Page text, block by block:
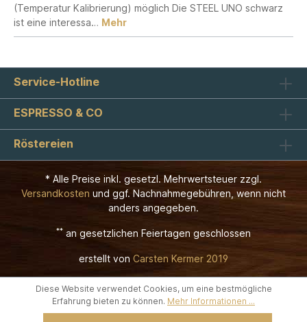
(Temperatur Kalibrierung) möglich Die STEEL UNO schwarz
ist eine interessa… Mehr
Service-Hotline
ESPRESSO & CO
Röstereien
* Alle Preise inkl. gesetzl. Mehrwertsteuer zzgl.
Versandkosten und ggf. Nachnahmegebühren, wenn nicht
anders angegeben.
** an gesetzlichen Feiertagen geschlossen
erstellt von Carsten Kermer 2019
Diese Website verwendet Cookies, um eine bestmögliche
Erfahrung bieten zu können. Mehr Informationen ...